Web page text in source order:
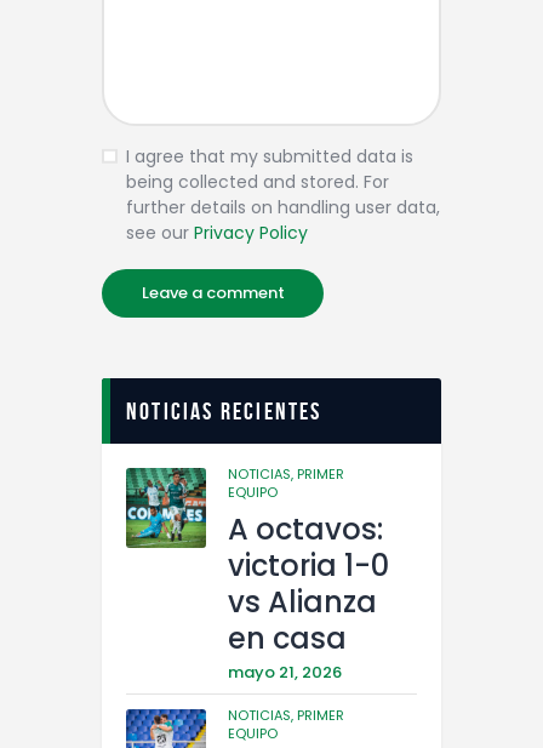
I agree that my submitted data is
being collected and stored. For
further details on handling user data,
see our Privacy Policy
Noticias recientes
NOTICIAS,PRIMER
EQUIPO
A octavos:
victoria 1-0
vs Alianza
en casa
mayo 21, 2026
NOTICIAS,PRIMER
EQUIPO